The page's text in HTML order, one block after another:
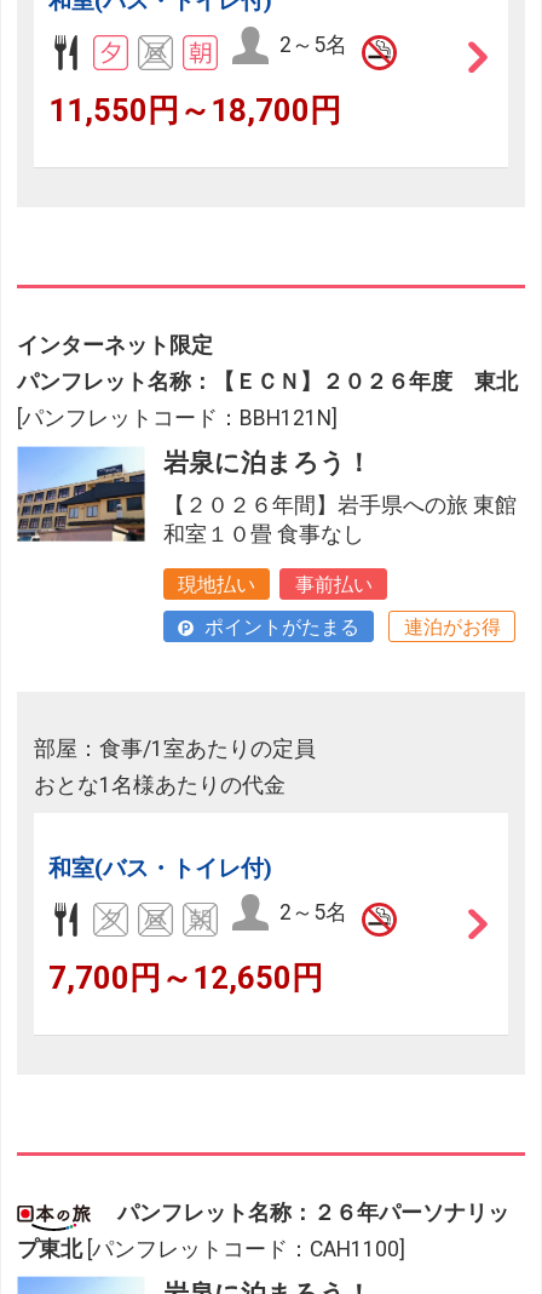
2～5名
11,550円～18,700円
インターネット限定
パンフレット名称：【ＥＣＮ】２０２６年度 東北
[パンフレットコード：BBH121N]
岩泉に泊まろう！
【２０２６年間】岩手県への旅 東館
和室１０畳 食事なし
現地払い
事前払い
ポイントがたまる
連泊がお得
部屋：食事/1室あたりの定員
おとな1名様あたりの代金
和室(バス・トイレ付)
2～5名
7,700円～12,650円
パンフレット名称：２６年パーソナリッ
プ東北 [パンフレットコード：CAH1100]